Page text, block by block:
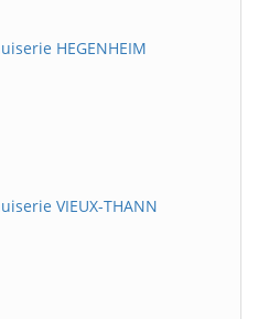
HEGENHEIM
VIEUX-THANN